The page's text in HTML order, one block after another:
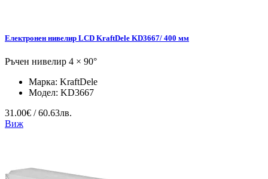
Електронен нивелир LCD KraftDele KD3667/ 400 мм
Ръчен нивелир 4 × 90°
Марка: KraftDele
Модел: KD3667
31.00€ / 60.63лв.
Виж